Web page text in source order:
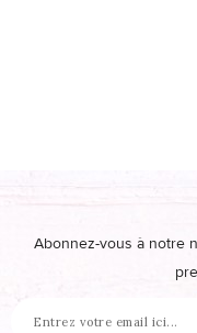
Abonnez-vous à notre